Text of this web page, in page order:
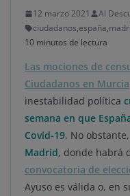
12 marzo 2021
Al
ciudadanos,españa,
10 minutos de lectura
Las mociones de
Ciudadanos en Murcia
inestabilidad política
semana en que
Covid-19. No obstante,
Madrid, donde habrá
convocatoria de
Ayuso es válida o, en